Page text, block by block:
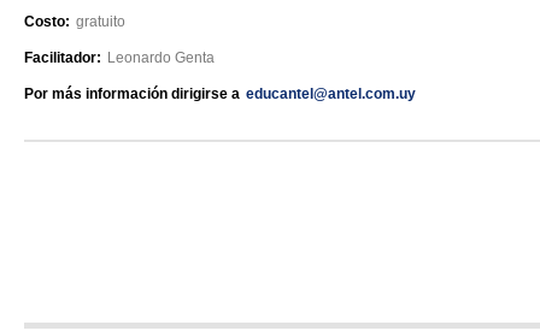
Costo: gratuito
Facilitador: Leonardo Genta
Por más información dirigirse a educantel@antel.com.uy